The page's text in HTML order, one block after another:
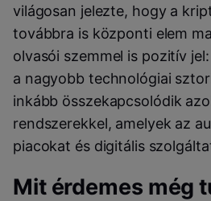
világosan jelezte, hogy a
továbbra is központi elem
olvasói szemmel is pozitív
a nagyobb technológiai
inkább összekapcsolódik
rendszerekkel, amelyek az
piacokat és digitális
Mit érdemes még